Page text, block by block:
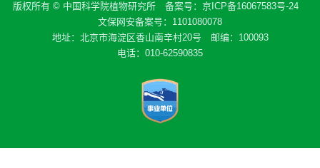
版权所有 © 中国科学院植物研究所 备案号： 京ICP备16067583号-24
文保网安备案号：1101080078
地址：北京市海淀区香山南辛村20号 邮编：100093
电话：010-62590835